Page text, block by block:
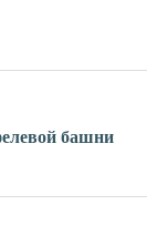
башни